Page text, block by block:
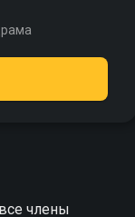
члены